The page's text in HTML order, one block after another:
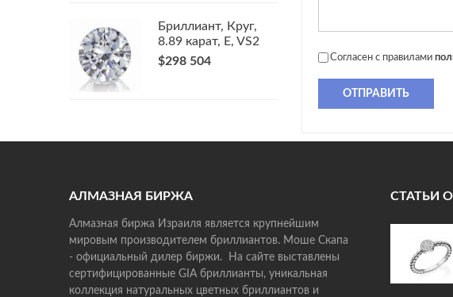
Бриллиант, Круг,
8.89 карат, E, VS2
$298 504
Согласен с правилами
ОТПРАВИТЬ
АЛМАЗНАЯ БИРЖА
Алмазная биржа Израиля является крупнейшим
мировым производителем бриллиантов. Моше Скапа
- официальный дилер биржи. На сайте выставлены
сертифицированные GIA бриллианты, уникальная
коллекция натуральных цветных бриллиантов и
СТАТЬИ